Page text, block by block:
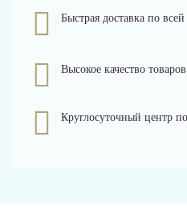
Быстрая доставка по всей
Высокое качество
Круглосуточный центр